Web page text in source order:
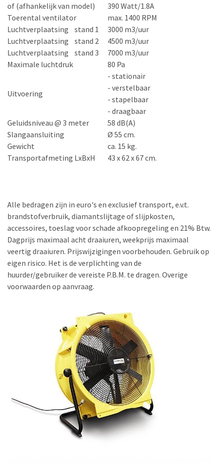
of (afhankelijk van model)
390 Watt/1.8A
Toerental ventilator
Luchtverplaatsing stand 1
Luchtverplaatsing stand 2
Luchtverplaatsing stand 3
max. 1400 RPM
3000 m3/uur
4500 m3/uur
7000 m3/uur
Maximale luchtdruk
80 Pa
Uitvoering
- stationair
- verstelbaar
- stapelbaar
- draagbaar
Geluidsniveau @ 3 meter
58 dB(A)
Slangaansluiting
Ø 55 cm.
Gewicht
ca. 15 kg.
Transportafmeting LxBxH
43 x 62 x 67 cm.
Alle bedragen zijn in euro's en exclusief transport, e.v.t.
brandstofverbruik, diamantslijtage of slijpkosten,
accessoires, toeslag voor schade afkoopregeling en 21% Btw.
Dagprijs maximaal acht draaiuren, weekprijs maximaal
veertig draaiuren. Prijswijzigingen voorbehouden. Gebruik op
eigen risico. Het is de verplichting van de
huurder/gebruiker de vereiste P.B.M. te dragen. Overige
voorwaarden op aanvraag.